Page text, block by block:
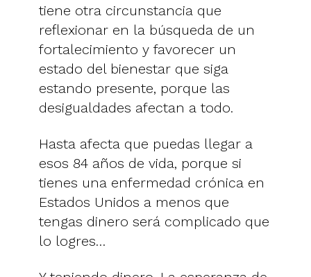
tiene otra circunstancia que
reflexionar en la búsqueda de un
fortalecimiento y favorecer un
estado del bienestar que siga
estando presente, porque las
desigualdades afectan a todo.
Hasta afecta que puedas llegar a
esos 84 años de vida, porque si
tienes una enfermedad crónica en
Estados Unidos a menos que
tengas dinero será complicado que
lo logres…